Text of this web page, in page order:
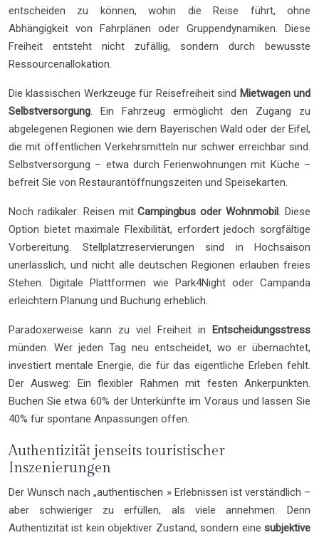
entscheiden zu können, wohin die Reise führt, ohne
Abhängigkeit von Fahrplänen oder Gruppendynamiken. Diese
Freiheit entsteht nicht zufällig, sondern durch bewusste
Ressourcenallokation.
Die klassischen Werkzeuge für Reisefreiheit sind Mietwagen und
Selbstversorgung. Ein Fahrzeug ermöglicht den Zugang zu
abgelegenen Regionen wie dem Bayerischen Wald oder der Eifel,
die mit öffentlichen Verkehrsmitteln nur schwer erreichbar sind.
Selbstversorgung – etwa durch Ferienwohnungen mit Küche –
befreit Sie von Restaurantöffnungszeiten und Speisekarten.
Noch radikaler: Reisen mitCampingbus oder Wohnmobil. Diese
Option bietet maximale Flexibilität, erfordert jedoch sorgfältige
Vorbereitung. Stellplatzreservierungen sind in Hochsaison
unerlässlich, und nicht alle deutschen Regionen erlauben freies
Stehen. Digitale Plattformen wie Park4Night oder Campanda
erleichtern Planung und Buchung erheblich.
Paradoxerweise kann zu viel Freiheit in Entscheidungsstress
münden. Wer jeden Tag neu entscheidet, wo er übernachtet,
investiert mentale Energie, die für das eigentliche Erleben fehlt.
Der Ausweg: Ein flexibler Rahmen mit festen Ankerpunkten.
Buchen Sie etwa 60% der Unterkünfte im Voraus und lassen Sie
40% für spontane Anpassungen offen.
Authentizität jenseits touristischer
Inszenierungen
Der Wunsch nach „authentischen » Erlebnissen ist verständlich –
aber schwieriger zu erfüllen, als viele annehmen. Denn
Authentizität ist kein objektiver Zustand, sondern eine subjektive